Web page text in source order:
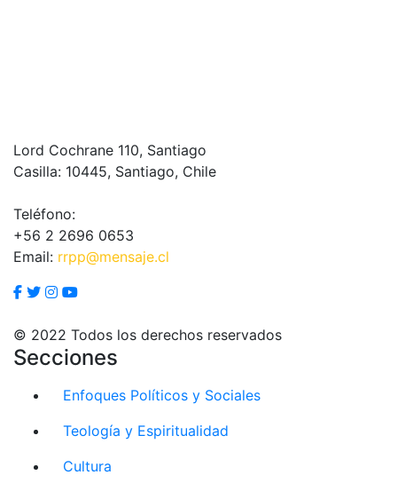
Lord Cochrane 110, Santiago
Casilla: 10445, Santiago, Chile
Teléfono:
+56 2 2696 0653
Email: rrpp@mensaje.cl
© 2022 Todos los derechos reservados
Secciones
Enfoques Políticos y Sociales
Teología y Espiritualidad
Cultura